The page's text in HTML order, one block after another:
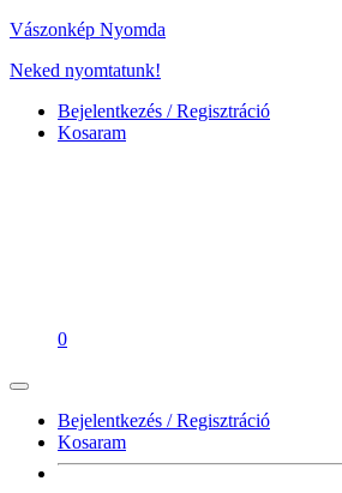
Vászonkép Nyomda
Neked nyomtatunk!
Bejelentkezés / Regisztráció
Kosaram
0
Bejelentkezés / Regisztráció
Kosaram